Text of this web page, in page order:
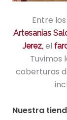
Entre
Artesanías
Jerez, el
Tuvimos
coberturas
Nuestra